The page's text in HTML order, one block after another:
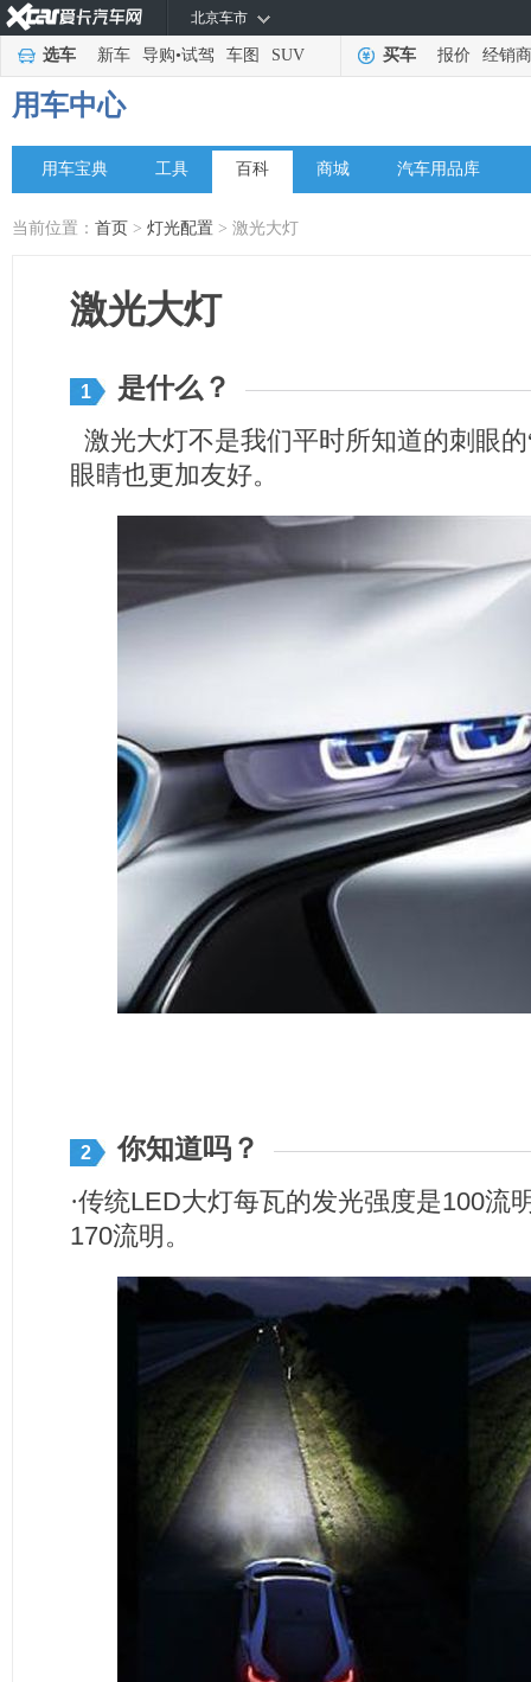
北京车市
选车 新车 导购•试驾 车图 SUV 买车 报价 经销商
用车中心
用车宝典 工具 百科 商城 汽车用品库
当前位置： 首页 > 灯光配置 > 激光大灯
激光大灯
1 是什么？
激光大灯不是我们平时所知道的刺眼
眼睛也更加友好。
2 你知道吗？
·传统LED大灯每瓦的发光强度是100流
170流明。